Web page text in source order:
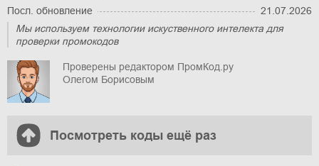
Посл. обновление
21.07.2026
Мы используем технологии искуственного интелекта для
проверки промокодов
Проверены редактором ПромКод.ру
Олегом Борисовым
Посмотреть коды ещё раз